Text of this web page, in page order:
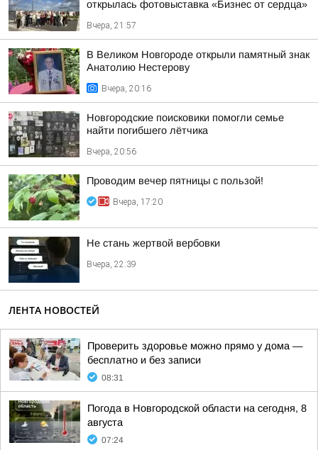
открылась фотовыставка «Бизнес от сердца»
Вчера, 21:57
В Великом Новгороде открыли памятный знак
Анатолию Нестерову
Вчера, 20:16
Новгородские поисковики помогли семье
найти погибшего лётчика
Вчера, 20:56
Проводим вечер пятницы с пользой!
Вчера, 17:20
Не стань жертвой вербовки
Вчера, 22:39
ЛЕНТА НОВОСТЕЙ
Проверить здоровье можно прямо у дома —
бесплатно и без записи
08:31
Погода в Новгородской области на сегодня, 8
августа
07:24